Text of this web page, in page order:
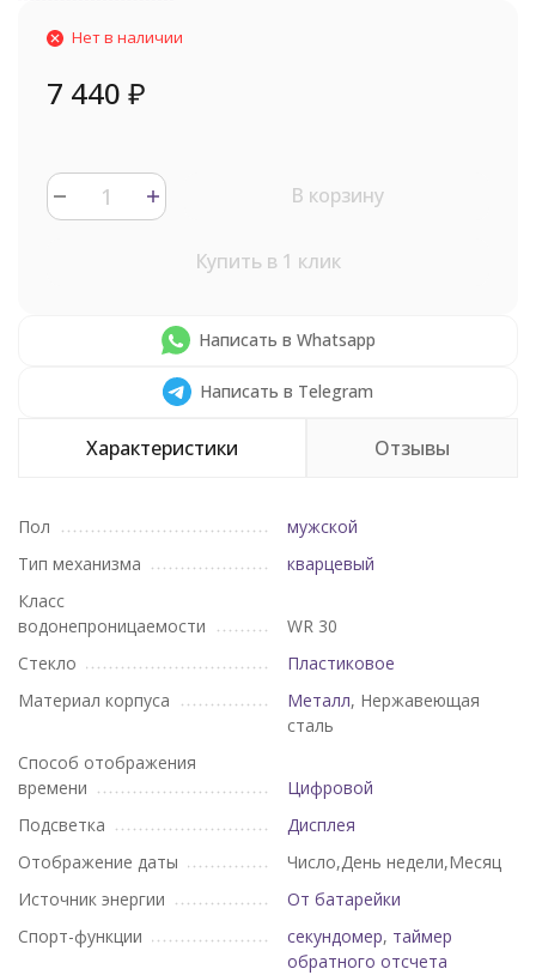
Нет в наличии
7 440 ₽
В корзину
Купить в 1 клик
Написать в Whatsapp
Написать в Telegram
Характеристики Отзывы
Пол
мужской
Тип механизма
кварцевый
Класс
водонепроницаемости
WR 30
Стекло
Пластиковое
Материал корпуса
Металл, Нержавеющая
сталь
Способ отображения
времени
Цифровой
Подсветка
Дисплея
Отображение даты
Число,День недели,Месяц
Источник энергии
От батарейки
Спорт-функции
секундомер, таймер
обратного отсчета